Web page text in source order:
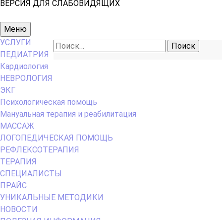
ВЕРСИЯ ДЛЯ СЛАБОВИДЯЩИХ
Основное
меню
Меню
Найти:
УСЛУГИ
ПЕДИАТРИЯ
Кардиология
НЕВРОЛОГИЯ
ЭКГ
Психологическая помощь
Мануальная терапия и реабилитация
МАССАЖ
ЛОГОПЕДИЧЕСКАЯ ПОМОЩЬ
РЕФЛЕКСОТЕРАПИЯ
ТЕРАПИЯ
СПЕЦИАЛИСТЫ
ПРАЙС
УНИКАЛЬНЫЕ МЕТОДИКИ
НОВОСТИ